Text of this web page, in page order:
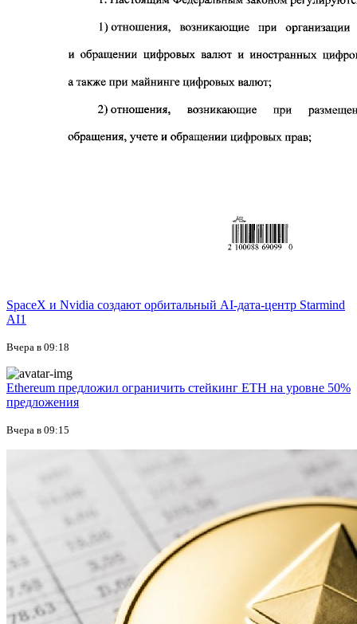
SpaceX и Nvidia создают орбитальный AI-дата-центр Starmind
AI1
Вчера в 09:18
Ethereum предложил ограничить стейкинг ETH на уровне 50%
предложения
Вчера в 09:15